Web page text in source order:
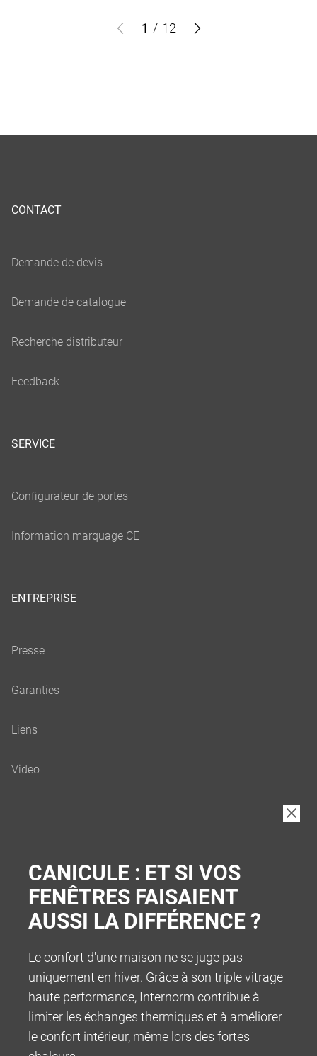
1 / 12
CONTACT
SERVICE
ENTREPRISE
CANICULE : ET SI VOS
FENÊTRES FAISAIENT
AUSSI LA DIFFÉRENCE ?
Le confort d'une maison ne se juge pas
uniquement en hiver. Grâce à son triple vitrage
haute performance, Internorm contribue à
limiter les échanges thermiques et à améliorer
le confort intérieur, même lors des fortes